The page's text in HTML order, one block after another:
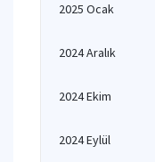
2025 Ocak
2024 Aralık
2024 Ekim
2024 Eylül